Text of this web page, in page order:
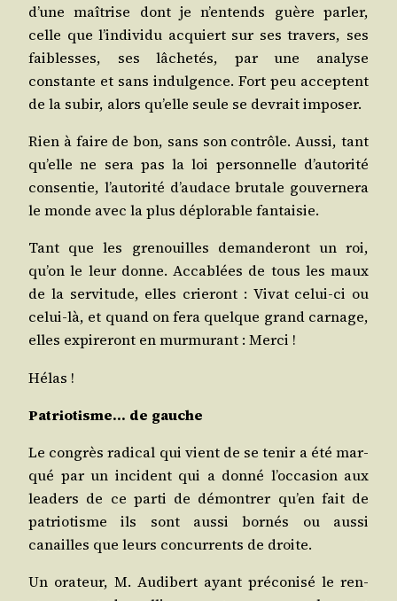
d’une maî­trise dont je n’entends guère par­ler,
celle que l’individu acquiert sur ses tra­vers, ses
fai­blesses, ses lâche­tés, par une ana­lyse
constante et sans indul­gence. Fort peu acceptent
de la subir, alors qu’elle seule se devrait imposer.
Rien à faire de bon, sans son contrôle. Aus­si, tant
qu’elle ne sera pas la loi per­son­nelle d’autorité
consen­tie, l’autorité d’audace bru­tale gou­ver­ne­ra
le monde avec la plus déplo­rable fantaisie.
Tant que les gre­nouilles deman­de­ront un roi,
qu’on le leur donne. Acca­blées de tous les maux
de la ser­vi­tude, elles crie­ront : Vivat celui-ci ou
celui-là, et quand on fera quelque grand car­nage,
elles expi­re­ront en mur­mu­rant : Merci !
Hélas !
Patrio­tisme… de gauche
Le congrès radi­cal qui vient de se tenir a été mar­
qué par un inci­dent qui a don­né l’occasion aux
lea­ders de ce par­ti de démon­trer qu’en fait de
patrio­tisme ils sont aus­si bor­nés ou aus­si
canailles que leurs concur­rents de droite.
Un ora­teur, M. Audi­bert ayant pré­co­ni­sé le ren­